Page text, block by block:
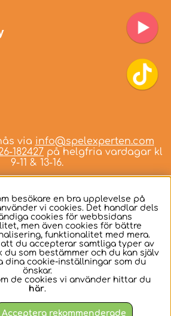
via info@spelexperten.com
182427 på helgfria vardagar kl
9-11 & 13-16.
besökare en bra upplevelse på
vi cookies. Det handlar dels
cookies för webbsidans
men även cookies för bättre
funktionalitet med mera.
att du accepterar samtliga typer av
du som bestämmer och du kan själv
dina cookie-inställningar som du
önskar.
de cookies vi använder hittar du
här.
Acceptera rekommenderade